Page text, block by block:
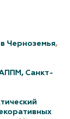
Черноземья,
Санкт-